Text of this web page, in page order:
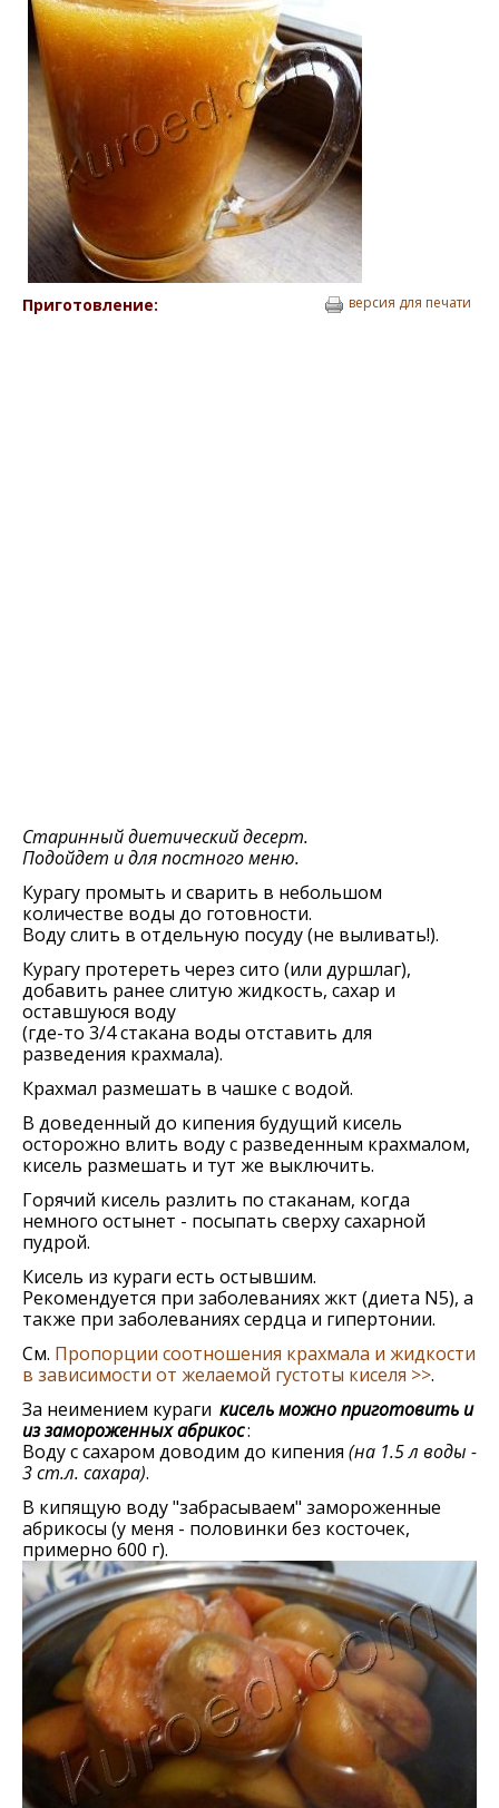
Приготовление: версия для печати
Старинный диетический десерт.
Подойдет и для постного меню.
Курагу промыть и сварить в небольшом
количестве воды до готовности.
Воду слить в отдельную посуду (не выливать!).
Курагу протереть через сито (или дуршлаг),
добавить ранее слитую жидкость, сахар и
оставшуюся воду
(где-то 3/4 стакана воды отставить для
разведения крахмала).
Крахмал размешать в чашке с водой.
В доведенный до кипения будущий кисель
осторожно влить воду с разведенным крахмалом,
кисель размешать и тут же выключить.
Горячий кисель разлить по стаканам, когда
немного остынет - посыпать сверху сахарной
пудрой.
Кисель из кураги есть остывшим.
Рекомендуется при заболеваниях жкт (диета N5), а
также при заболеваниях сердца и гипертонии.
См. Пропорции соотношения крахмала и жидкости
в зависимости от желаемой густоты киселя >>.
За неимением кураги кисель можно приготовить и
из замороженных абрикос:
Воду с сахаром доводим до кипения (на 1.5 л воды -
3 ст.л. сахара).
В кипящую воду "забрасываем" замороженные
абрикосы (у меня - половинки без косточек,
примерно 600 г).